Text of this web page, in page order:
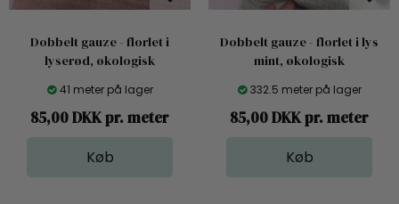
Dobbelt gauze - florlet i
lyserød, økologisk
41 meter på lager
85,00 DKK pr. meter
Dobbelt gauze - florlet i lys
mint, økologisk
332.5 meter på lager
85,00 DKK pr. meter